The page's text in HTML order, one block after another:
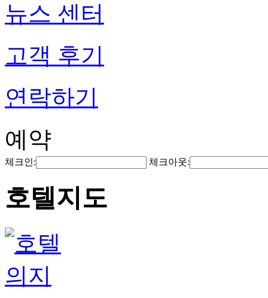
뉴스 센터
고객 후기
연락하기
예약
체크인: 체크아웃:
호텔지도